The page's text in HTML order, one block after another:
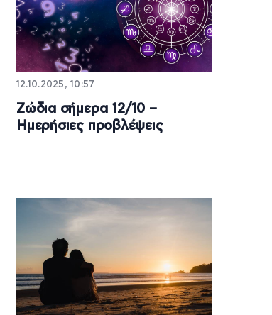
12.10.2025, 10:57
Ζώδια σήμερα 12/10 –
Ημερήσιες προβλέψεις